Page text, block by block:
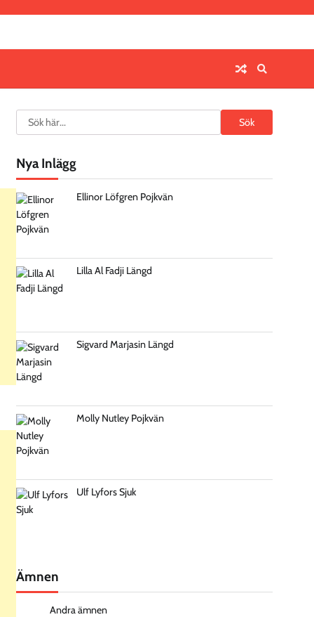
Search Sök
Nya Inlägg
Ellinor Löfgren Pojkvän
Lilla Al Fadji Längd
Sigvard Marjasin Längd
Molly Nutley Pojkvän
Ulf Lyfors Sjuk
Ämnen
Andra ämnen